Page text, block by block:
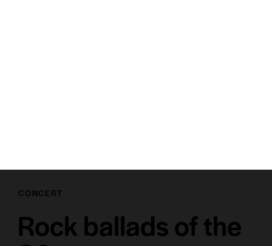
CONCERT
Rock ballads of the